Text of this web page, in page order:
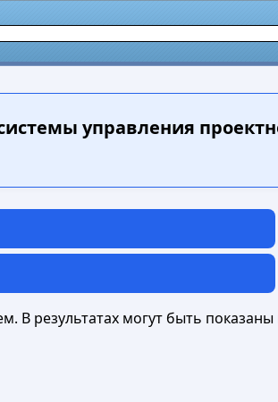
управления
В результатах могут быть